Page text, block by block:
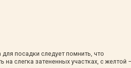
посадки следует помнить, что
слегка затененных участках, с желтой